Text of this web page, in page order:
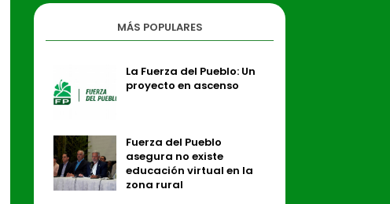
MÁS POPULARES
La Fuerza del Pueblo: Un
proyecto en ascenso
Fuerza del Pueblo
asegura no existe
educación virtual en la
zona rural